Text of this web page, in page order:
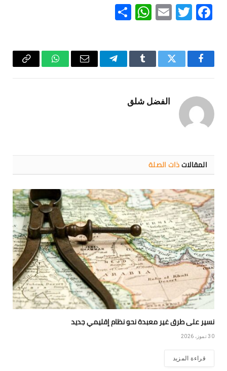
Facebook
Twitter
Email
WhatsApp
فيسبوكتويتر Tumblr تيلقرام البريد
واتسابCopy
الفضل شلق
المقالاتذات الصلة
نسير على طرق غير معبدة نحو نظام إقليمي جديد
30 تموز، 2026
قراءة المزيد